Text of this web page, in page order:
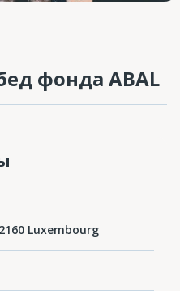
фонда ABAL
Luxembourg